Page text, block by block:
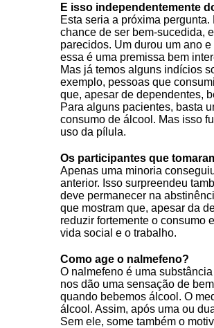
E isso independentemente
Esta seria a próxima
chance de ser bem-sucedida,
parecidos. Um durou um ano
essa é uma premissa bem
Mas já temos alguns indícios
exemplo, pessoas que
que, apesar de dependentes,
Para alguns pacientes, basta
consumo de álcool. Mas isso
uso da pílula.
Os participantes que
Apenas uma minoria
anterior. Isso surpreendeu
deve permanecer na
que mostram que, apesar da
reduzir fortemente o consumo
vida social e o trabalho.
Como age o nalmefeno?
O nalmefeno é uma
nos dão uma sensação de
quando bebemos álcool. O
álcool. Assim, após uma ou
Sem ele, some também o
CRF-AL
da Anvisa
29 de janeiro